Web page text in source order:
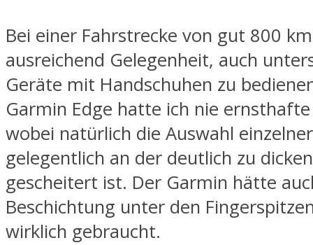
Bei einer Fahrstrecke von gut 800
ausreichend Gelegenheit, auch
Geräte mit Handschuhen zu
Garmin Edge hatte ich nie
wobei natürlich die Auswahl
gelegentlich an der deutlich zu
gescheitert ist. Der Garmin hätte
Beschichtung unter den
wirklich gebraucht.